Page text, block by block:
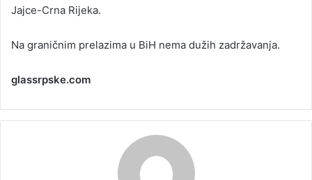
Jajce-Crna Rijeka.
Na graničnim prelazima u BiH nema dužih zadržavanja.
glassrpske.com